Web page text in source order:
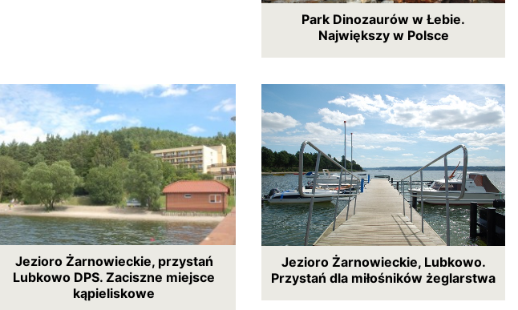
Park Dinozaurów w Łebie.
Największy w Polsce
Jezioro Żarnowieckie, przystań
Lubkowo DPS. Zaciszne miejsce
kąpieliskowe
Jezioro Żarnowieckie, Lubkowo.
Przystań dla miłośników żeglarstwa